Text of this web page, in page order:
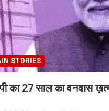
STORIES
का 27 साल का वनवास